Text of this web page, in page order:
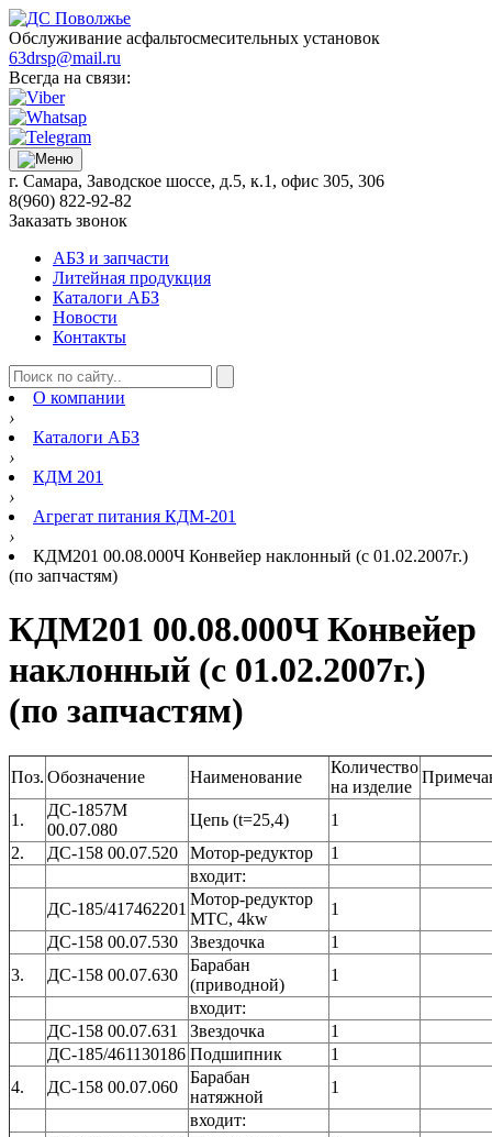
Обслуживание асфальтосмесительных установок
63drsp@mail.ru
Всегда на связи:
г. Самара, Заводское шоссе, д.5, к.1, офис 305, 306
8(960) 822-92-82
Заказать звонок
АБЗ и запчасти
Литейная продукция
Каталоги АБЗ
Новости
Контакты
О компании
›
Каталоги АБЗ
›
КДМ 201
›
Агрегат питания КДМ-201
›
КДМ201 00.08.000Ч Конвейер наклонный (с 01.02.2007г.)
(по запчастям)
КДМ201 00.08.000Ч Конвейер
наклонный (с 01.02.2007г.)
(по запчастям)
Поз. Обозначение Наименование
Количество
на изделие
1.
ДС-1857М
00.07.080
Цепь (t=25,4)
1
2.
ДС-158 00.07.520 Мотор-редуктор
1
входит:
ДС-185/417462201
Мотор-редуктор
МТС, 4kw
1
ДС-158 00.07.530
Звездочка
1
3.
ДС-158 00.07.630
Барабан
(приводной)
1
входит:
ДС-158 00.07.631
Звездочка
1
ДС-185/461130186 Подшипник
1
4.
ДС-158 00.07.060
Барабан
натяжной
1
входит: